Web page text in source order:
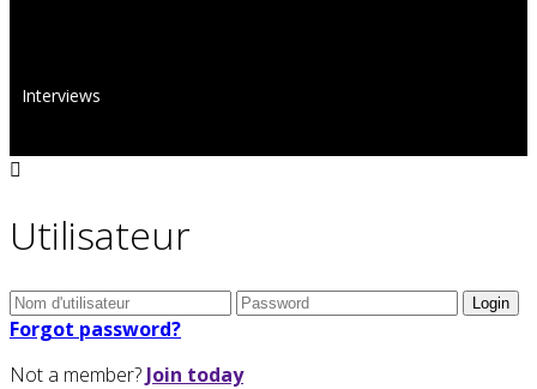
Interviews
Utilisateur
Forgot password?
Not a member? Join today